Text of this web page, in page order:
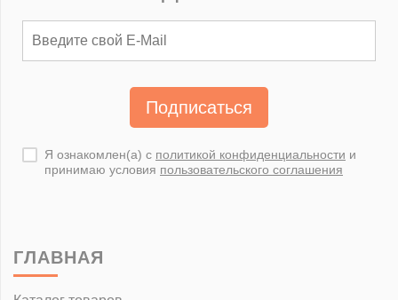
Подписаться
Я ознакомлен(а) с политикой конфиденциальности и
принимаю условия пользовательского соглашения
ГЛАВНАЯ